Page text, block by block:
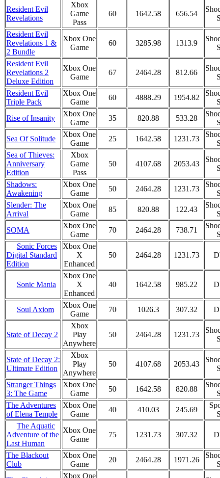
Resident Evil
Revelations
Xbox
Game
Pass
60 1642.58 656.54
Resident Evil
Revelations 1 &
2 Bundle
Xbox One
Game
60 3285.98 1313.9
Resident Evil
Revelations 2
Deluxe Edition
Xbox One
Game
67 2464.28 812.66
Resident Evil
Triple Pack
Xbox One
Game
60 4888.29 1954.82
Rise of Insanity
Xbox One
Game
35 820.88 533.28
Sea Of Solitude
Xbox One
Game
25 1642.58 1231.73
Sea of Thieves:
Anniversary
Edition
Xbox
Game
Pass
50 4107.68 2053.43
Shadows:
Awakening
Xbox One
Game
50 2464.28 1231.73
Slender: The
Arrival
Xbox One
Game
85 820.88 122.43
SOMA
Xbox One
Game
70 2464.28 738.71
Sonic Forces
Digital Standard
Edition
Xbox One
X
Enhanced
50 2464.28 1231.73
Sonic Mania
Xbox One
X
Enhanced
40 1642.58 985.22
Soul Axiom
Xbox One
Game
70 1026.3 307.32
State of Decay 2
Xbox
Play
Anywhere
50 2464.28 1231.73
State of Decay 2:
Ultimate Edition
Xbox
Play
Anywhere
50 4107.68 2053.43
Stranger Things
3: The Game
Xbox One
Game
50 1642.58 820.88
The Adventures
of Elena Temple
Xbox One
Game
40 410.03 245.69
The Aquatic
Adventure of the
Last Human
Xbox One
Game
75 1231.73 307.32
The Blackout
Club
Xbox One
Game
20 2464.28 1971.26
Xbox One